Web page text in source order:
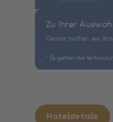
Zu Ihrer
Gerne helfen wir
* Es gelten die
Hoteldetails